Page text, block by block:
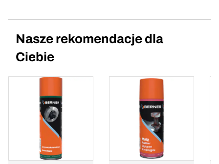
Nasze rekomendacje dla
Ciebie